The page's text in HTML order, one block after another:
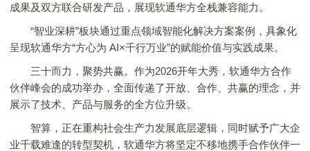
成果及双方联合研发产品，展现软通华方全栈兼容能力。
“智业深耕”板块通过重点领域智能化解决方案案例，具象化
呈现软通华方“方心为 AI×千行万业”的赋能价值与实践成果。
三十而力，聚势共赢。作为2026开年大秀，软通华方合作
伙伴峰会的成功举办，全面传递了开放、合作、共赢的理念，并
展示了技术、产品与服务的全方位升级。
智算，正在重构社会生产力发展底层逻辑，同时赋予广大企
业千载难逢的转型契机，软通华方将坚定不移地携手合作伙伴一